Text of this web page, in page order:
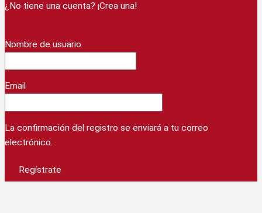
¿No tiene una cuenta? ¡Crea una!
Nombre de usuario
Email
La confirmación del registro se enviará a tu correo
electrónico.